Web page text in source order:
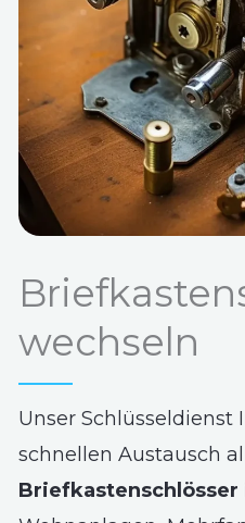
wechseln
Unser
schnellen Austausch
Briefkastenschlösser